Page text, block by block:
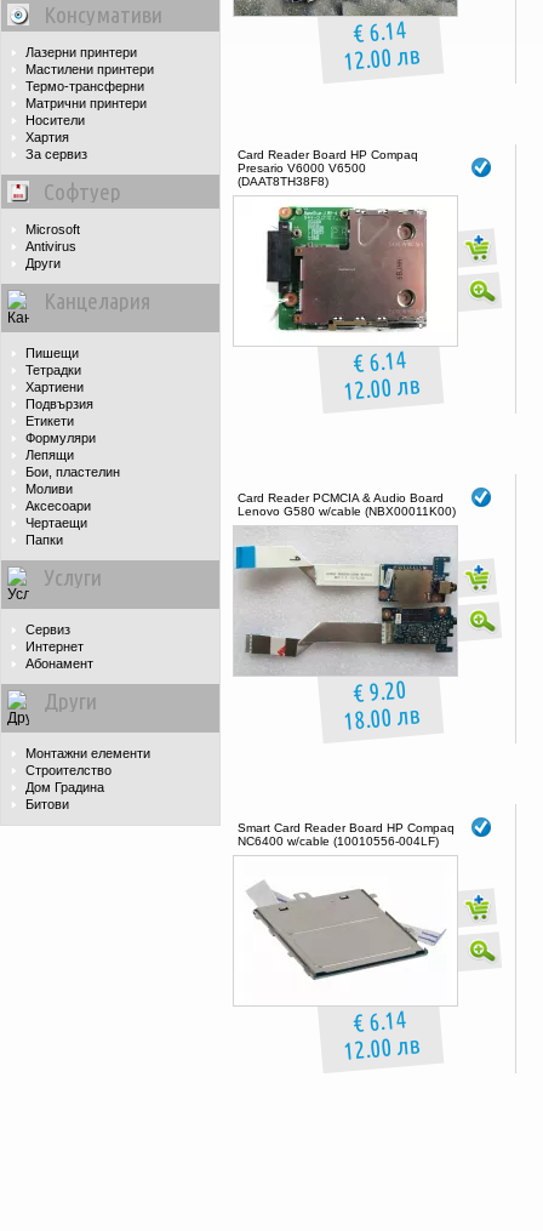
Консумативи
Лазерни принтери
Мастилени принтери
Термо-трансферни
Матрични принтери
Носители
Хартия
За сервиз
Софтуер
Microsoft
Antivirus
Други
Канцелария
Пишещи
Тетрадки
Хартиени
Подвързия
Етикети
Формуляри
Лепящи
Бои, пластелин
Моливи
Аксесоари
Чертаещи
Папки
Услуги
Сервиз
Интернет
Абонамент
Други
Монтажни елементи
Строителство
Дом Градина
Битови
€ 6.14
12.00 лв
Card Reader Board HP Compaq
Presario V6000 V6500
(DAAT8TH38F8)
€ 6.14
12.00 лв
Card Reader PCMCIA & Audio Board
Lenovo G580 w/cable (NBX00011K00)
€ 9.20
18.00 лв
Smart Card Reader Board HP Compaq
NC6400 w/cable (10010556-004LF)
€ 6.14
12.00 лв